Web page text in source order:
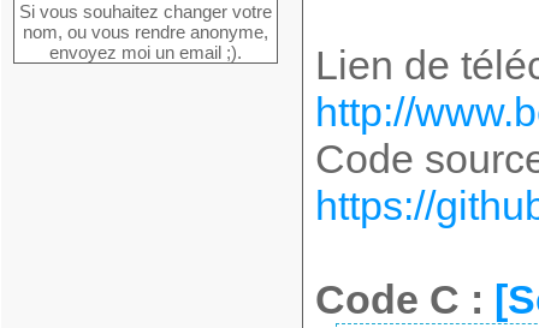
Si vous souhaitez changer votre
nom, ou vous rendre anonyme,
envoyez moi un email ;).
Lien de
http://
Code
https://
Code C :